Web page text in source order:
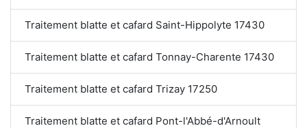
Traitement blatte et cafard Saint-Hippolyte 17430
Traitement blatte et cafard Tonnay-Charente 17430
Traitement blatte et cafard Trizay 17250
Traitement blatte et cafard Pont-l'Abbé-d'Arnoult